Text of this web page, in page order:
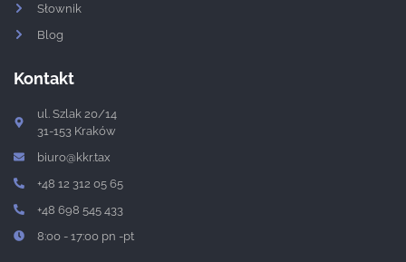
Słownik
Blog
Kontakt
ul. Szlak 20/14
31-153 Kraków
biuro@kkr.tax
+48 12 312 05 65
+48 698 545 433
8:00 - 17:00 pn -pt